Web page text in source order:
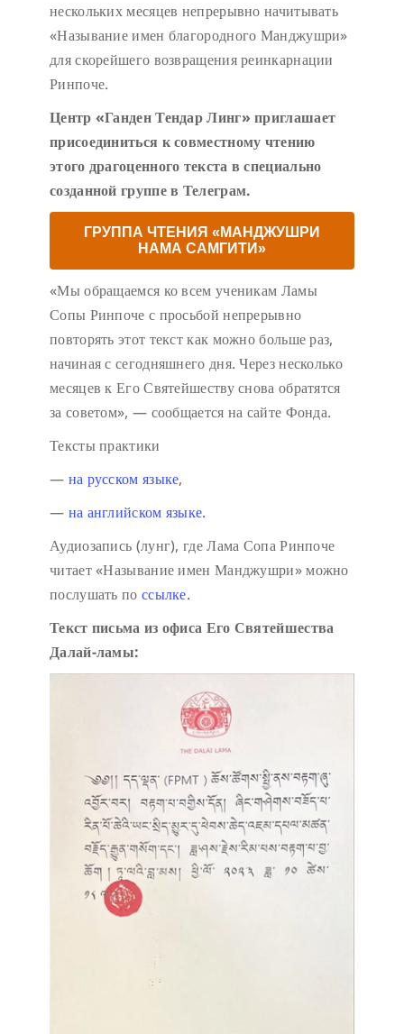
нескольких месяцев непрерывно начитывать
«Называние имен благородного Манджушри»
для скорейшего возвращения реинкарнации
Ринпоче.
Центр «Ганден Тендар Линг» приглашает
присоединиться к совместному чтению
этого драгоценного текста в специально
созданной группе в Телеграм.
ГРУППА ЧТЕНИЯ «МАНДЖУШРИ
НАМА САМГИТИ»
«Мы обращаемся ко всем ученикам Ламы
Сопы Ринпоче с просьбой непрерывно
повторять этот текст как можно больше раз,
начиная с сегодняшнего дня. Через несколько
месяцев к Его Святейшеству снова обратятся
за советом», — сообщается на сайте Фонда.
Тексты практики
— на русском языке,
— на английском языке.
Аудиозапись (лунг), где Лама Сопа Ринпоче
читает «Называние имен Манджушри» можно
послушать по ссылке.
Текст письма из офиса Его Святейшества
Далай-ламы: